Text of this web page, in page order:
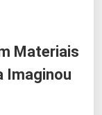
Materiais
Imaginou